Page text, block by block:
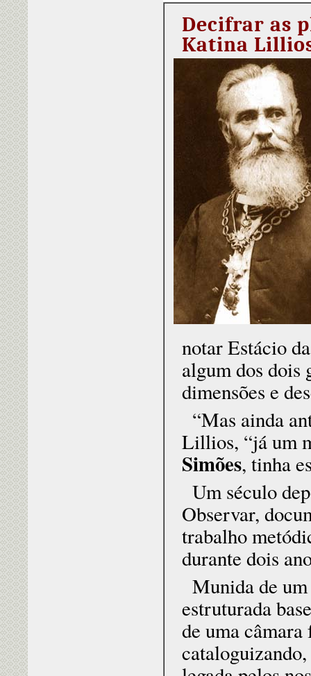
Decifrar as
Katina
notar Estácio
algum dos dois
dimensões e
“Mas ainda
Lillios, “já um
Simões, tinha
Um século
Observar,
trabalho
durante dois
Munida de
estruturada
de uma